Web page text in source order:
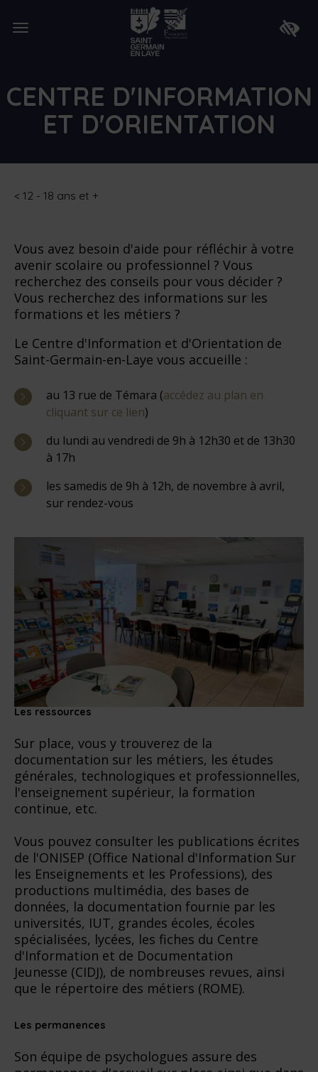
Ouvrir
Lien
de
retour
à
la
Faire
CENTRE D'INFORMATION
ET D'ORIENTATION
< 12 - 18 ans et +
Vous avez besoin d'aide pour réfléchir à votre
avenir scolaire ou professionnel ? Vous
recherchez des conseils pour vous décider ?
Vous recherchez des informations sur les
formations et les métiers ?
Le Centre d'Information et d'Orientation de
Saint-Germain-en-Laye vous accueille :
au 13 rue de Témara (accédez au plan en
cliquant sur ce lien)
du lundi au vendredi de 9h à 12h30 et de 13h30
à 17h
les samedis de 9h à 12h, de novembre à avril,
sur rendez-vous
Les ressources
Sur place, vous y trouverez de la
documentation sur les métiers, les études
générales, technologiques et professionnelles,
l'enseignement supérieur, la formation
continue, etc.
Vous pouvez consulter les publications écrites
de l'ONISEP (Office National d'Information Sur
les Enseignements et les Professions), des
productions multimédia, des bases de
données, la documentation fournie par les
universités, IUT, grandes écoles, écoles
spécialisées, lycées, les fiches du Centre
d'Information et de Documentation
Jeunesse (CIDJ), de nombreuses revues, ainsi
que le répertoire des métiers (ROME).
Les permanences
Son équipe de psychologues assure des